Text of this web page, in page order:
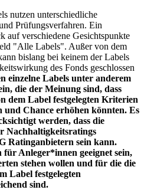
nutzen unterschiedliche
Prüfungsverfahren. Ein
auf verschiedene Gesichtspunkte
"Alle Labels". Außer von dem
bislang bei keinem der Labels
des Fonds geschlossen
einzelne Labels unter anderem
die der Meinung sind, dass
dem Label festgelegten Kriterien
und Chance erhöhen könnten. Es
werden, dass die
Nachhaltigkeitsratings
Ratinganbietern sein kann.
Anleger*innen geeignet sein,
stehen wollen und für die die
Label festgelegten
sind.